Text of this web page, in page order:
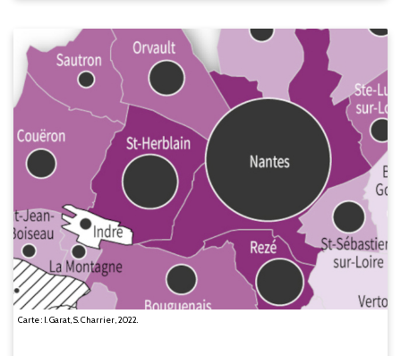
Carte : I. Garat, S. Charrier, 2022.